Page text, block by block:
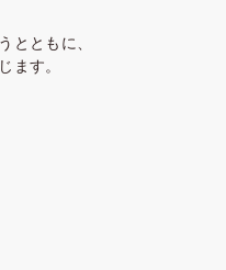
とともに、
ます。